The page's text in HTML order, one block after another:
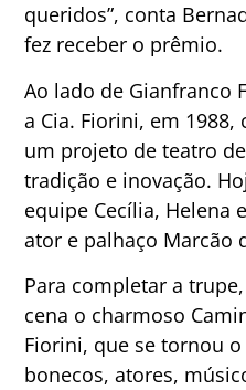
queridos”, conta
fez receber o prêmio.
Ao lado de Gianfranco
a Cia. Fiorini, em
um projeto de teatro
tradição e inovação.
equipe Cecília, Helena
ator e palhaço Marcão
​Para completar a
cena o charmoso
Fiorini, que se tornou
bonecos, atores,